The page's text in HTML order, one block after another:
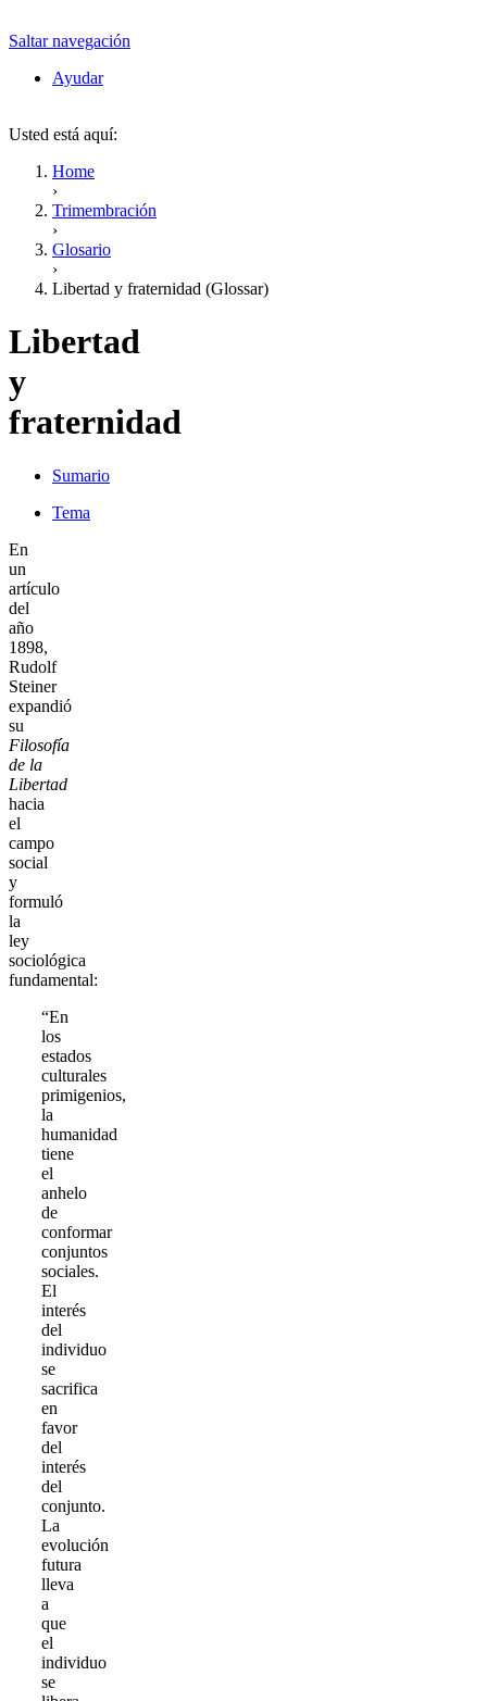
Saltar navegación
Ayudar
Usted está aquí:
Home
›
Trimembración
›
Glosario
›
Libertad y fraternidad (Glossar)
Libertad
y
fraternidad
Sumario
Tema
En
un
artículo
del
año
1898,
Rudolf
Steiner
expandió
su
Filosofía
de la
Libertad
hacia
el
campo
social
y
formuló
la
ley
sociológica
fundamental:
“En
los
estados
culturales
primigenios,
la
humanidad
tiene
el
anhelo
de
conformar
conjuntos
sociales.
El
interés
del
individuo
se
sacrifica
en
favor
del
interés
del
conjunto.
La
evolución
futura
lleva
a
que
el
individuo
se